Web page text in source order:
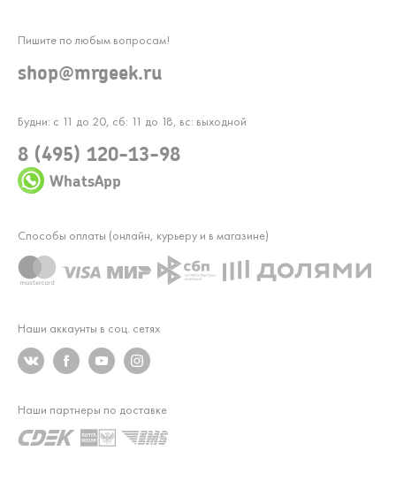
Будни: с 11 до 20, сб: 11 до 18, вс: выходной
8 (495) 120-13-98
WhatsApp
Пишите по любым вопросам!
shop@mrgeek.ru
Наши аккаунты в соц. сетях
Способы оплаты (онлайн, курьеру и в магазине)
Наши партнеры по доставке